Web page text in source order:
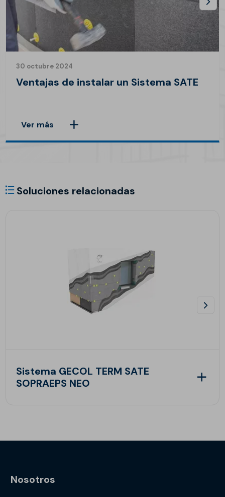
30 octubre 2024
Ventajas de instalar un Sistema SATE
Ver más
Soluciones relacionadas
Sistema GECOL TERM SATE
SOPRAEPS NEO
Nosotros